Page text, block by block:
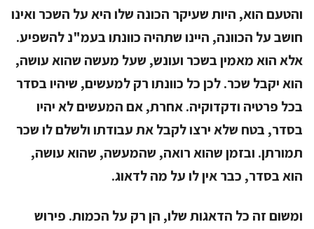
והטעם הוא, היות שעיקר הכונה שלו היא על השכר ואינו
חושב על הכוונה, היינו שתהיה כוונתו בעמ"נ להשפיע.
אלא הוא מאמין בשכר ועונש, שעל מעשה שהוא עושה,
הוא יקבל שכר. לכן כל כוונתו רק למעשים, שיהיו בסדר
בכל פרטיה ודקדוקיה. אחרת, אם המעשים לא יהיו
בסדר, בטח שלא ירצו לקבל את עבודתו ולשלם לו שכר
תמורתן. ובזמן שהוא רואה, שהמעשה, שהוא עושה,
הוא בסדר, כבר אין לו על מה לדאוג.
ומשום זה כל הדאגות שלו, הן רק על הכמות. פירוש